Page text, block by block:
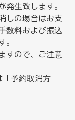
発生致します。
しの場合はお支
数料および振込
すので、ご注意
「予約取消方